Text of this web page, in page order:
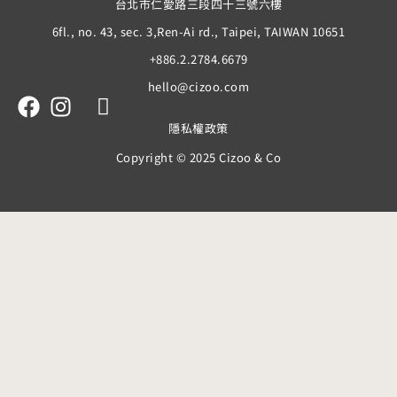
台北市仁愛路三段四十三號六樓
6fl., no. 43, sec. 3,Ren-Ai rd., Taipei, TAIWAN 10651
+886.2.2784.6679
hello@cizoo.com
隱私權政策
Copyright © 2025 Cizoo & Co